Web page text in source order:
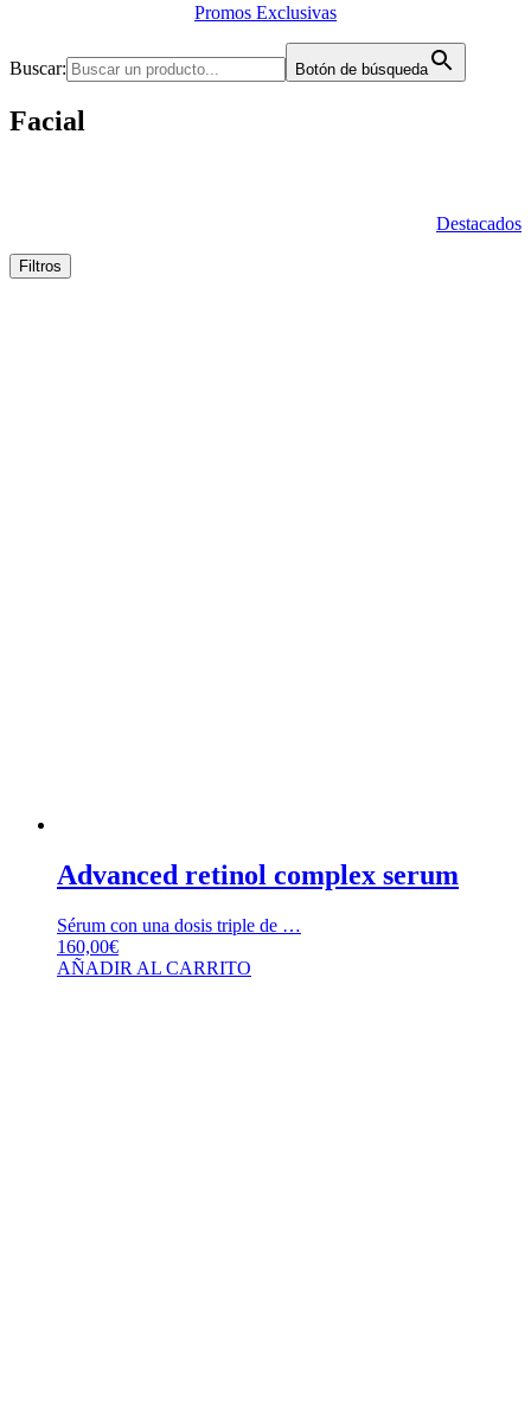
Promos Exclusivas
Buscar: Botón de búsqueda
Facial
Destacados
Filtros
Advanced retinol complex serum
Sérum con una dosis triple de …
160,00€
AÑADIR AL CARRITO